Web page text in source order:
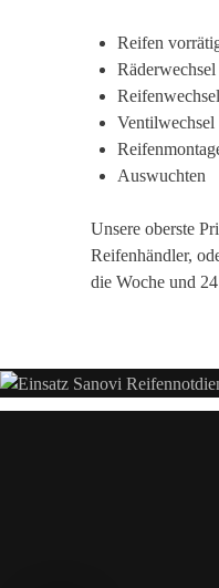
Reifen
Räderwechsel
Reifenwechsel
Ventilwechsel
Auswuchten
Unsere oberste
Reifenhändler,
die Woche und